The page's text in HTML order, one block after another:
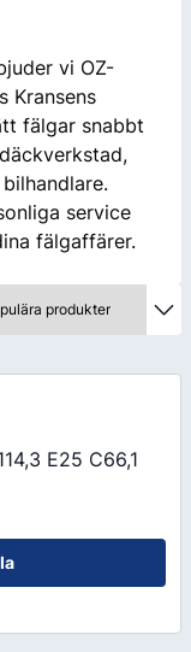
vi OZ-
Kransens
fälgar snabbt
service
fälgaffärer.
E25 C66,1